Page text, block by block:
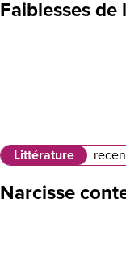
Faiblesses de
Littérature
Narcisse